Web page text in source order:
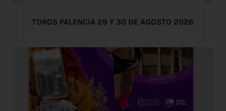
TOROS PALENCIA 29 Y 30 DE AGOSTO 2026